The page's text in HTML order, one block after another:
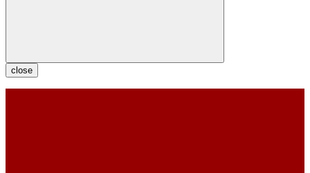
close